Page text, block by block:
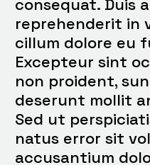
consequat. Duis
reprehenderit in
cillum dolore eu
Excepteur sint
non proident,
deserunt mollit
Sed ut
natus error sit
accusantium